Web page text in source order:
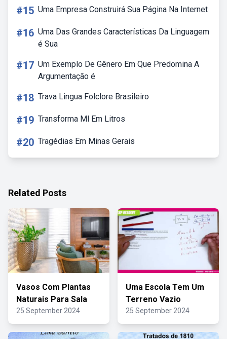
#15 Uma Empresa Construirá Sua Página Na Internet
#16 Uma Das Grandes Características Da Linguagem
é Sua
#17 Um Exemplo De Gênero Em Que Predomina A
Argumentação é
#18 Trava Lingua Folclore Brasileiro
#19 Transforma Ml Em Litros
#20 Tragédias Em Minas Gerais
Related Posts
Vasos Com Plantas
Naturais Para Sala
25 September 2024
Uma Escola Tem Um
Terreno Vazio
25 September 2024